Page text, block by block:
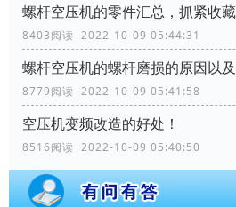
螺杆空压机的零件汇总，抓紧收藏
8403阅读 2022-10-09 05:44:31
螺杆空压机的螺杆磨损的原因以
8779阅读 2022-10-09 05:41:58
空压机变频改造的好处！
8516阅读 2022-10-09 05:40:50